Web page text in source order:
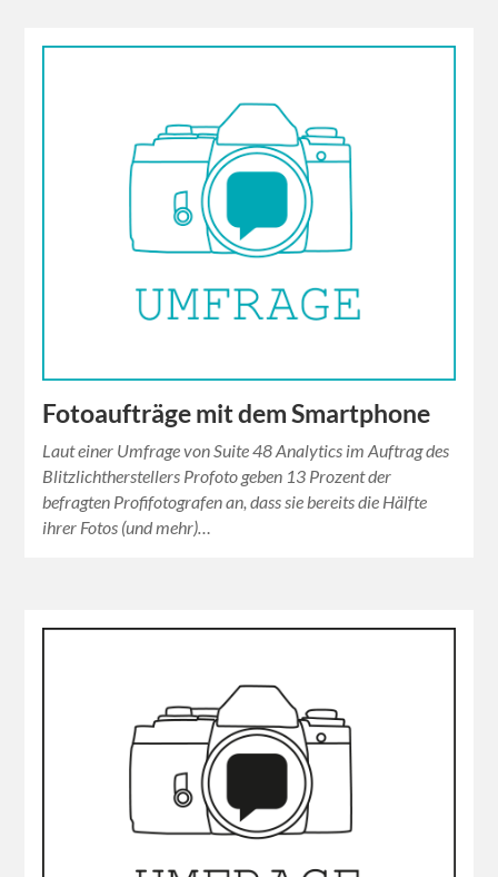
Fotoaufträge mit dem Smartphone
Laut einer Umfrage von Suite 48 Analytics im Auftrag des
Blitzlichtherstellers Profoto geben 13 Prozent der
befragten Profifotografen an, dass sie bereits die Hälfte
ihrer Fotos (und mehr)…